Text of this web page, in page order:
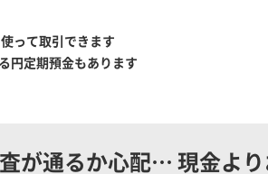
って取引できます
円定期預金もあります
が通るか心配…現金よ